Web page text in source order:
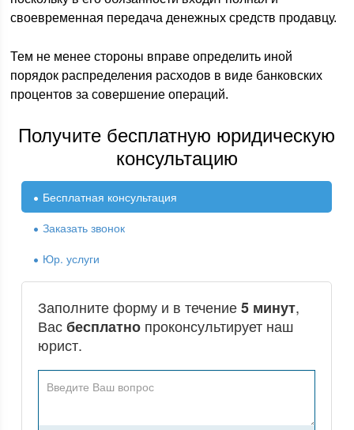
своевременная передача денежных средств продавцу.
Тем не менее стороны вправе определить иной
порядок распределения расходов в виде банковских
процентов за совершение операций.
Получите бесплатную юридическую
консультацию